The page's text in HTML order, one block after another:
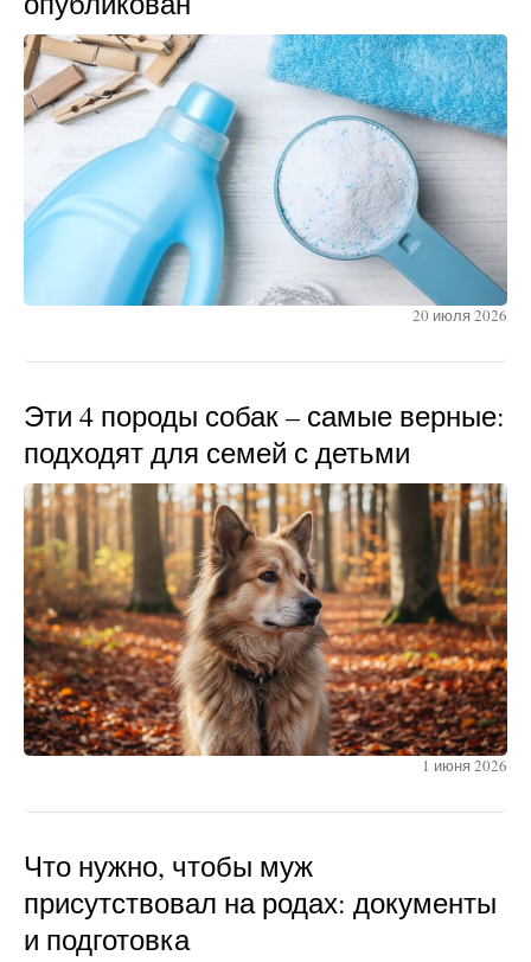
20 июля 2026
Эти 4 породы собак – самые верные:
подходят для семей с детьми
1 июня 2026
Что нужно, чтобы муж
присутствовал на родах: документы
и подготовка